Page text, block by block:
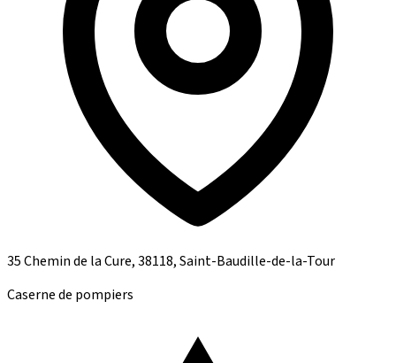
35 Chemin de la Cure, 38118, Saint-Baudille-de-la-Tour
Caserne de pompiers